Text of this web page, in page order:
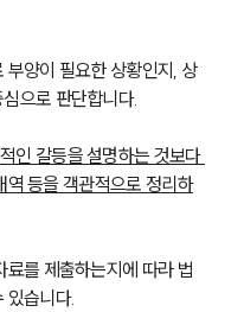
양이 필요한 상황인지, 상
으로 판단합니다.
인 갈등을 설명하는 것보다
역 등을 객관적으로 정리하
를 제출하는지에 따라 법
있습니다.